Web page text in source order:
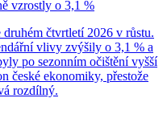
vzrostly o 3,1 %
čtvrtletí 2026 v růstu.
vlivy zvýšily o 3,1 % a
po sezonním očištění vyšší
české ekonomiky, přestože
rozdílný.